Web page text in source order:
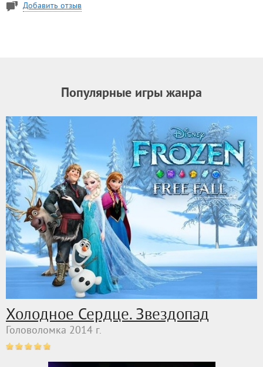
Добавить отзыв
Популярные игры жанра
Холодное Сердце. Звездопад
Головоломка 2014 г.